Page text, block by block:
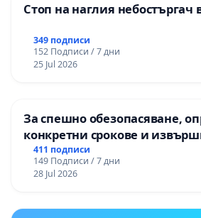
Стоп на наглия небостъргач
349 подписи
152 Подписи / 7 дни
25 Jul 2026
За спешно обезопасяване,
конкретни срокове и
цялостна рехабилитация на
републиканския път между
„Тракия“ - гр. Ихтиман - с.
411 подписи
149 Подписи / 7 дни
28 Jul 2026